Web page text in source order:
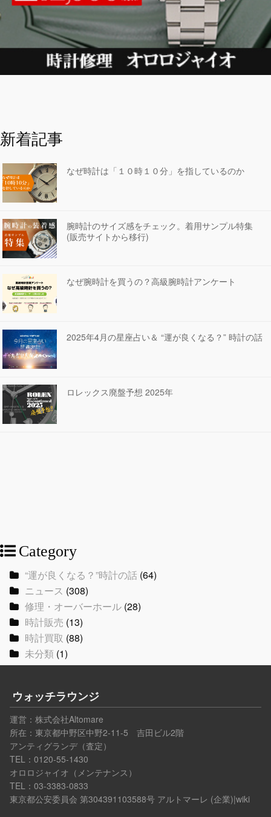
新着記事
なぜ時計は「１０時１０分」を指しているのか
腕時計のサイズ感をチェック。着用サンプル特集
(販売サイトから移行)
なぜ腕時計を買うの？高級腕時計アンケート
2025年4月の星座占い＆ “運が良くなる？” 時計の話
ロレックス廃盤予想 2025年
Category
“運が良くなる？”時計の話(64)
ニュース (308)
修理・オーバーホール(28)
時計販売 (13)
時計買取 (88)
未分類(1)
ウォッチラウンジ
運営： 株式会社Altomare
所在：東京都中野区中野2-11-5 吉田ビル2階
アンティグランデ（査定）
TEL：0120-55-1430
オロロジャイオ（メンテナンス）
TEL：03-3383-0833
東京都公安委員会 第304391103588号 アルトマーレ (企業)|wiki